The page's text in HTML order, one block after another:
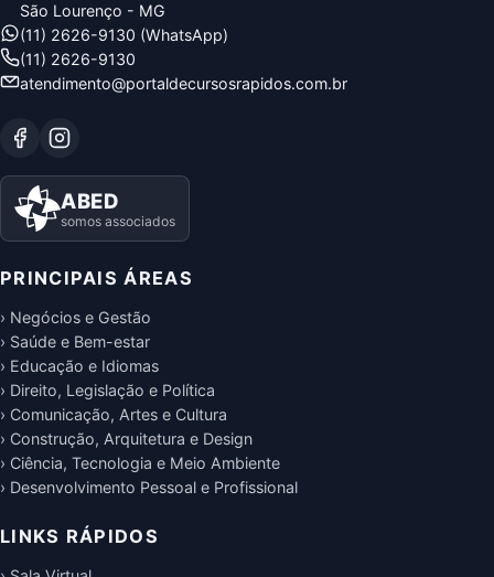
São Lourenço - MG
(11) 2626-9130 (WhatsApp)
(11) 2626-9130
atendimento@portaldecursosrapidos.com.br
ABED
somos associados
PRINCIPAIS ÁREAS
› Negócios e Gestão
› Saúde e Bem-estar
› Educação e Idiomas
› Direito, Legislação e Política
› Comunicação, Artes e Cultura
› Construção, Arquitetura e Design
› Ciência, Tecnologia e Meio Ambiente
› Desenvolvimento Pessoal e Profissional
LINKS RÁPIDOS